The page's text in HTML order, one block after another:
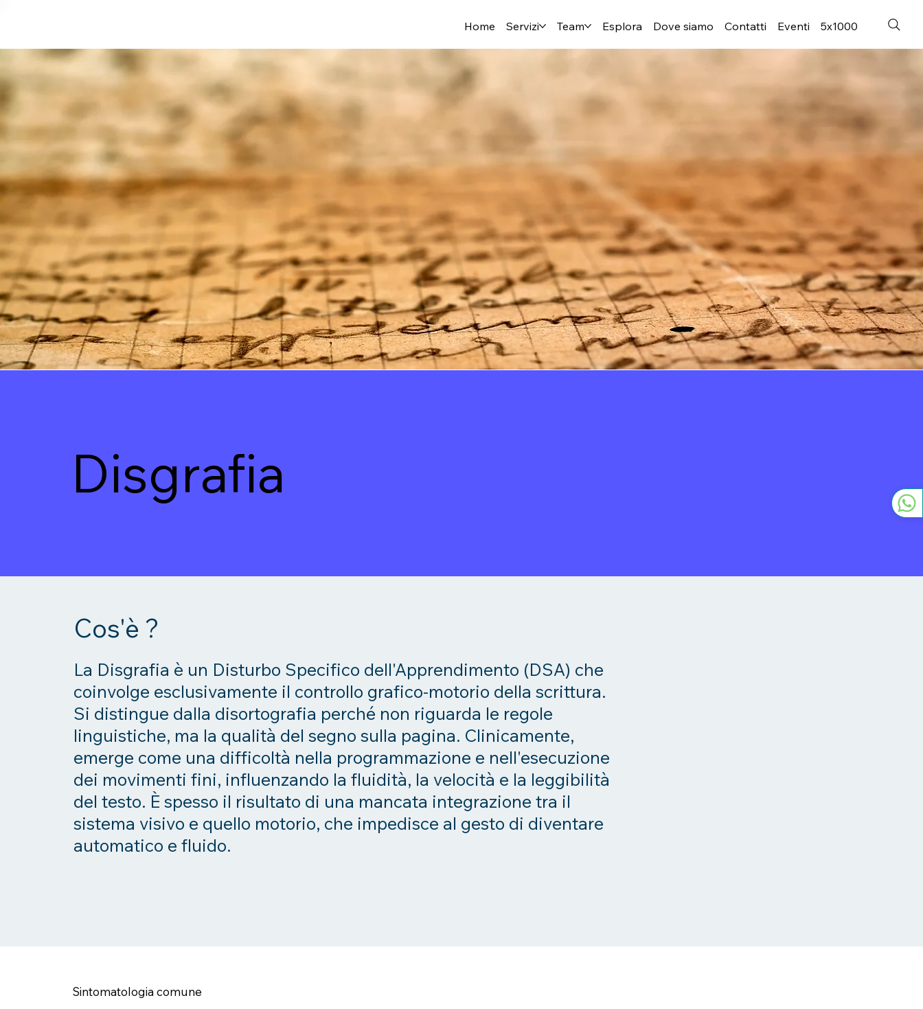
Home Servizi Team Esplora Dove siamo Contatti Eventi 5x1000
Disgrafia
Cos'è ?
La Disgrafia è un Disturbo Specifico dell'Apprendimento (DSA) che
coinvolge esclusivamente il controllo grafico-motorio della scrittura.
Si distingue dalla disortografia perché non riguarda le regole
linguistiche, ma la qualità del segno sulla pagina. Clinicamente,
emerge come una difficoltà nella programmazione e nell'esecuzione
dei movimenti fini, influenzando la fluidità, la velocità e la leggibilità
del testo. È spesso il risultato di una mancata integrazione tra il
sistema visivo e quello motorio, che impedisce al gesto di diventare
automatico e fluido.
Sintomatologia comune